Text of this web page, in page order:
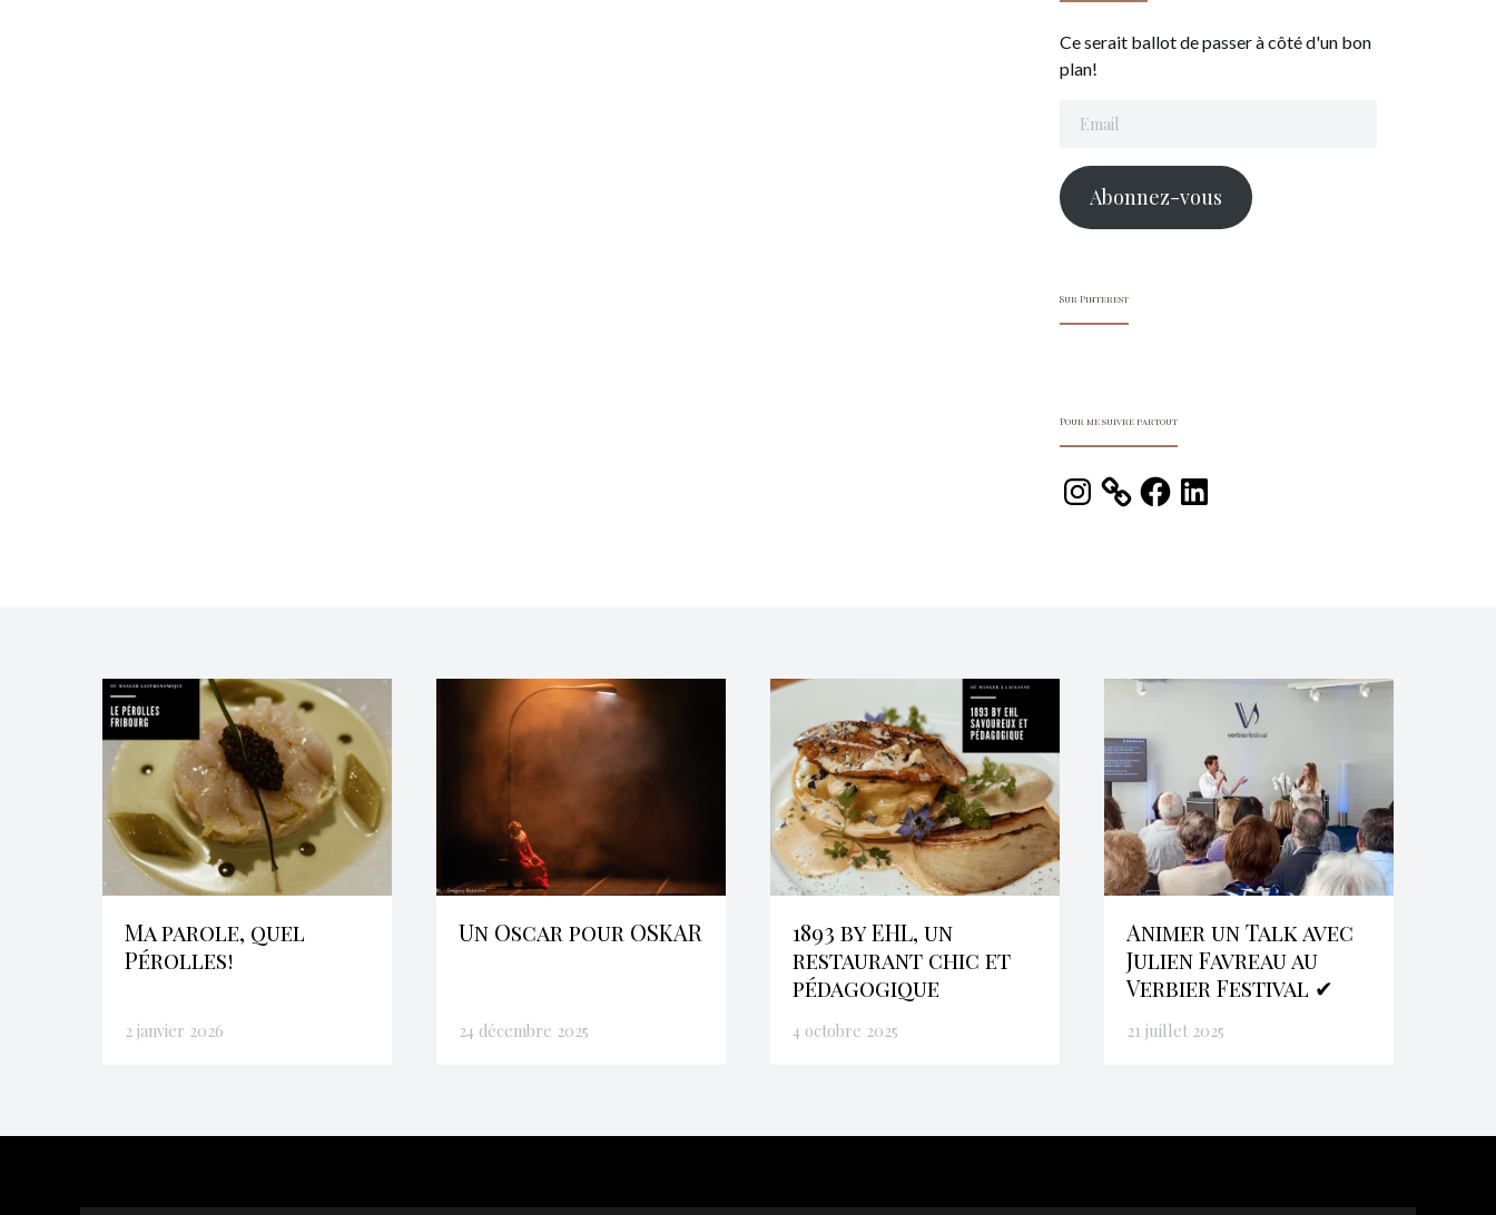
Ce serait ballot de passer à côté d'un bon
plan!
Abonnez-vous
Sur Pinterest
Pour me suivre partout
Instagram FacebookLinkedIn
Ma parole, quel
Pérolles!
2 janvier 2026
Un Oscar pour OSKAR
24 décembre 2025
1893 by EHL, un
restaurant chic et
pédagogique
4 octobre 2025
Animer un Talk avec
Julien Favreau au
Verbier Festival ✔
21 juillet 2025